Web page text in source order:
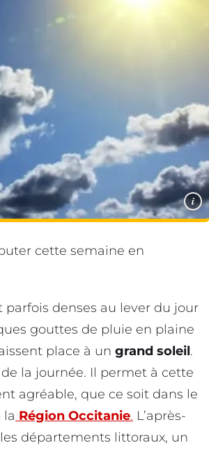
i
cette semaine en
parfois denses au lever du jour
gouttes de pluie en plaine
place à un grand soleil.
la journée. Il permet à cette
agréable, que ce soit dans le
la Région Occitanie. L’après-
départements littoraux, un